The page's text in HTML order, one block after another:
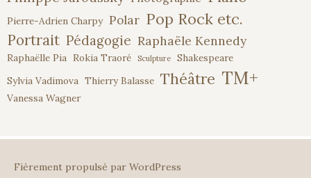
Pierre-Adrien Charpy Polar Pop Rock etc.
Portrait Pédagogie Raphaële Kennedy
Raphaëlle Pia Rokia Traoré Sculpture
Shakespeare
Sylvia Vadimova Thierry Balasse Théâtre TM+
Vanessa Wagner
Fièrement propulsé par WordPress